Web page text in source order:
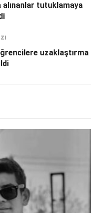
alınanlar tutuklamaya
uzaklaştırma